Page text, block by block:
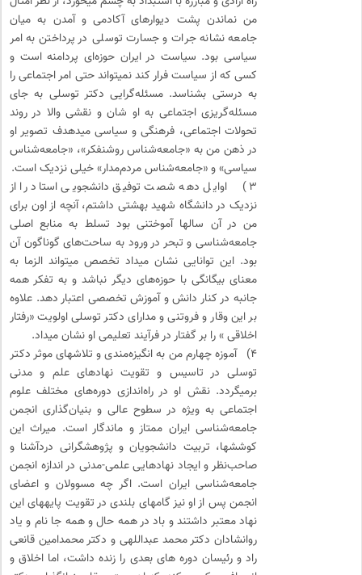
من نماندن پشت دیوارهای آکادمی و آمدن به میان
جامعه نشانه جرات و جسارت توسلی در پرداختن به امر
سیاسی بود. سیاست در ایران حوزه‌ای پردامنه است و
کسی که از سیاست فرار کند نمیتواند حتی امر اجتماعی را
به درستی بشناسد. مسئله‌گرایی دکتر توسلی به جای
مسئله‌گریزی اجتماعی به او شان و نقشی والا در روند
تحولات اجتماعی، فرهنگی و سیاسی میدهدف تصویر او
در ذهن من به «جامعه‌شناس روشنفکر»، «جامعه‌شناس
سیاسی» و «جامعه‌شناس مردم‌مدار» خیلی نزدیک است.
۳) اوایل دهه شصت توفیق دانشجویی استاد را از
نزدیک در دانشگاه شهید بهشتی داشتم، آنچه از اون برای
من در آن سالها آموختنی بود تسلط به منابع اصلی
جامعه‌شناسی و تبحر در ورود به ساحت‌های گوناگون آن
بود. این توانایی نشان میداد تخصص میتواند الزما به
معنای بیگانگی با حوزه‌های دیگر نباشد و به تفکر همه
جانبه در کنار دانش و آموزش تخصصی اعتبار دهد. علاوه
بر این وقار و فروتنی و مدارای دکتر توسلی اولویت «رفتار
اخلاقی » را بر گفتار در فرآیند تعلیمی او نشان میداد.
۴) آموزه چهارم من به انگیزه‌مندی و تلاشهای موثر دکتر
توسلی در تاسیس و تقویت نهادهای علم و مدنی
برمیگردد. نقش او در راه‌اندازی دوره‌های مختلف علوم
اجتماعی به ویژه در سطوح عالی و بنیان‌گذاری انجمن
جامعه‌شناسی ایران ممتاز و ماندگار است. میراث این
کوششها، تربیت دانشجویان و پژوهشگرانی دردآشنا و
صاحب‌نظر و ایجاد نهادهایی علمی-مدنی در اندازه انجمن
جامعه‌شناسی ایران است. اگر چه مسوولان و اعضای
انجمن پس از او نیز گامهای بلندی در تقویت پایه‎های این
نهاد معتبر داشتند و باد در همه حال و همه جا نام و یاد
روانشادان دکتر محمد عبداللهی و دکتر محمدامین قانعی
راد و رئیسان دوره های بعدی را زنده داشت، اما اخلاق و